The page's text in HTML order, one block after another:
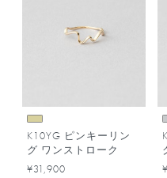
K10YG ピンキーリン
グ ワンストローク
¥31,900